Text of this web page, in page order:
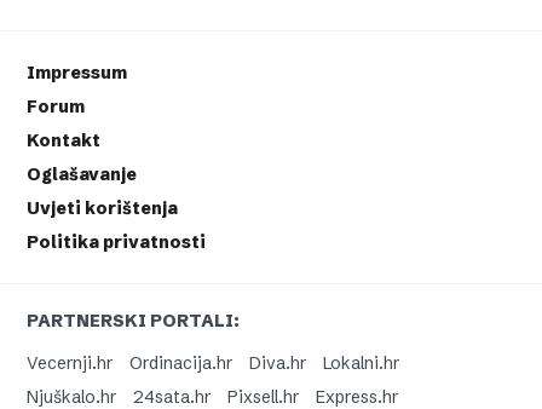
Impressum
Forum
Kontakt
Oglašavanje
Uvjeti korištenja
Politika privatnosti
PARTNERSKI PORTALI:
Vecernji.hr
Ordinacija.hr Diva.hr
Lokalni.hr
Njuškalo.hr
24sata.hr Pixsell.hr
Express.hr